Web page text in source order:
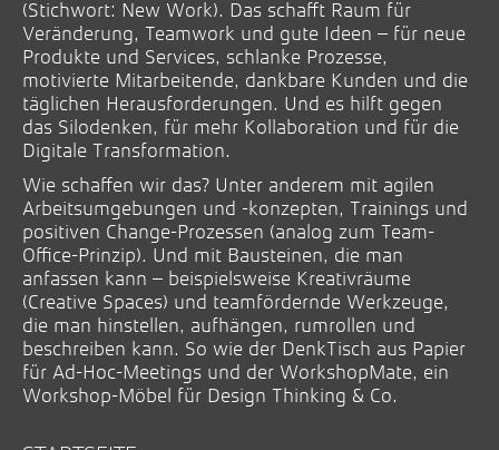
(Stichwort: New Work). Das schafft Raum für
Veränderung, Teamwork und gute Ideen – für neue
Produkte und Services, schlanke Prozesse,
motivierte Mitarbeitende, dankbare Kunden und die
täglichen Herausforderungen. Und es hilft gegen
das Silodenken, für mehr Kollaboration und für die
Digitale Transformation.
Wie schaffen wir das? Unter anderem mit agilen
Arbeitsumgebungen und -konzepten, Trainings und
positiven Change-Prozessen (analog zum Team-
Office-Prinzip). Und mit Bausteinen, die man
anfassen kann – beispielsweise Kreativräume
(Creative Spaces) und teamfördernde Werkzeuge,
die man hinstellen, aufhängen, rumrollen und
beschreiben kann. So wie der DenkTisch aus Papier
für Ad-Hoc-Meetings und der WorkshopMate, ein
Workshop-Möbel für Design Thinking & Co.